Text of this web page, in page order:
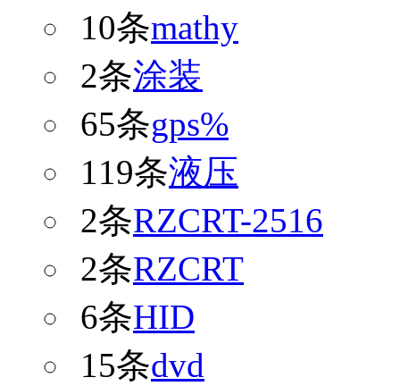
10条mathy
2条涂装
65条gps%
119条液压
2条RZCRT-2516
2条RZCRT
6条HID
15条dvd